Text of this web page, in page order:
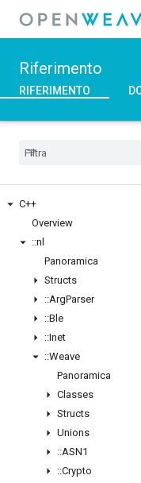
Riferimento
RIFERIMENTO
C++
Overview
::nl
Panoramica
Structs
::ArgParser
::Ble
::Inet
::Weave
Panoramica
Classes
Structs
Unions
::ASN1
::Crypto